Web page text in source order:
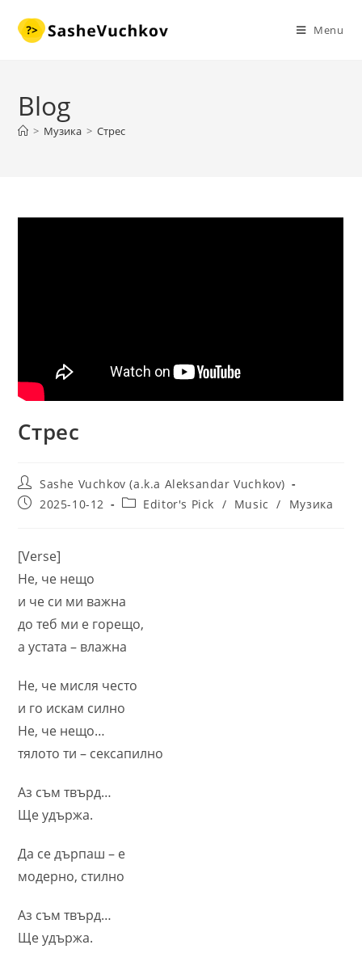
Menu
Blog
> Музика > Стрес
Стрес
Post
author:
Sashe Vuchkov (a.k.a Aleksandar Vuchkov)
Post2025-10-12
PostEditor's Pick / Music / Музика
[Verse]
Не, че нещо
и че си ми важна
до теб ми е горещо,
а устата – влажна
Не, че мисля често
и го искам силно
Не, че нещо…
тялото ти – сексапилно
Аз съм твърд…
Ще удържа.
Да се дърпаш – е
модерно, стилно
Аз съм твърд…
Ще удържа.